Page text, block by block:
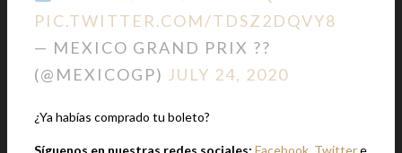
PIC.TWITTER.COM/TDSZ2DQVY8
— MEXICO GRAND PRIX ??
(@MEXICOGP) JULY 24, 2020
¿Ya habías comprado tu boleto?
Síguenos en nuestras redes sociales: Facebook, Twittere